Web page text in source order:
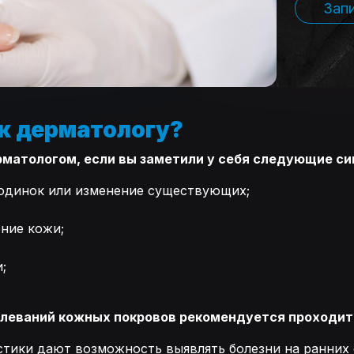
дерматологу?
если вы заметили у себя следующие
или изменение существующих;
кожи;
кожных покровов рекомендуется
дают возможность выявлять болезни на